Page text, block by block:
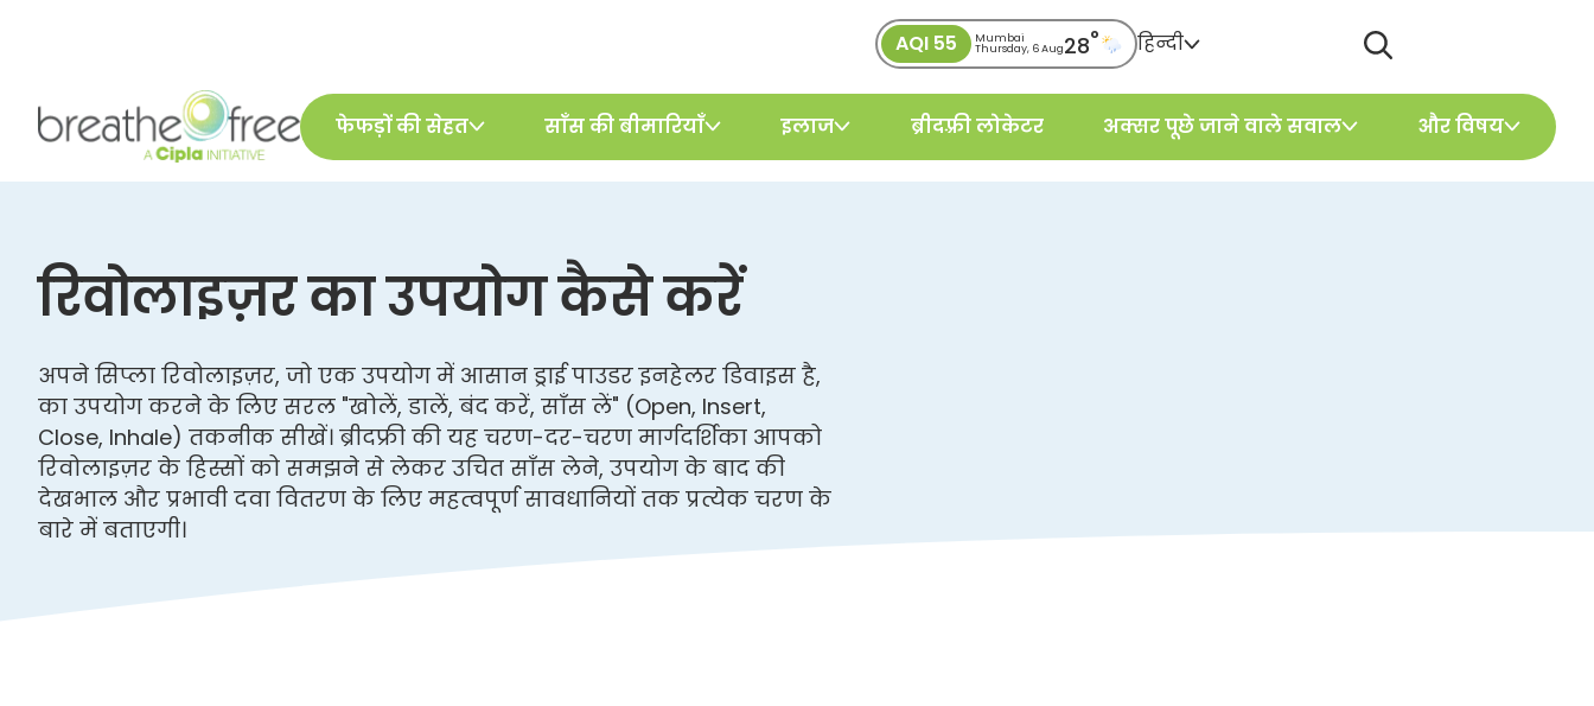
AQI 55 Mumbai
Thursday, 6 Aug28° हिन्दी
फेफड़ों की सेहत साँस की बीमारियाँ इलाज ब्रीदफ़्री लोकेटर अक्सर पूछे जाने वाले सवाल और विषय
रिवोलाइज़र का उपयोग कैसे करें
अपने सिप्ला रिवोलाइज़र, जो एक उपयोग में आसान ड्राई पाउडर इनहेलर डिवाइस है,
का उपयोग करने के लिए सरल "खोलें, डालें, बंद करें, साँस लें" (Open, Insert,
Close, Inhale) तकनीक सीखें। ब्रीदफ्री की यह चरण-दर-चरण मार्गदर्शिका आपको
रिवोलाइज़र के हिस्सों को समझने से लेकर उचित साँस लेने, उपयोग के बाद की
देखभाल और प्रभावी दवा वितरण के लिए महत्वपूर्ण सावधानियों तक प्रत्येक चरण के
बारे में बताएगी।